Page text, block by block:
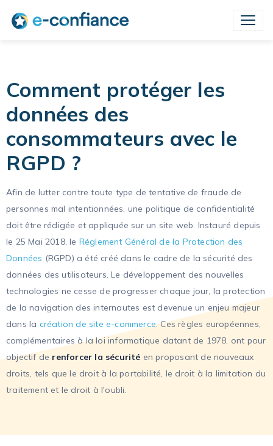
Comment protéger les
données des
consommateurs avec le
RGPD ?
Afin de lutter contre toute type de tentative de fraude de
personnes mal intentionnées, une politique de confidentialité
doit être rédigée et appliquée sur un site web. Instauré depuis
le 25 Mai 2018, le Réglement Général de la Protection des
Données (RGPD) a été créé dans le cadre de la sécurité des
données des utilisateurs. Le développement des nouvelles
technologies ne cesse de progresser chaque jour, la protection
de la navigation des internautes est devenue un enjeu majeur
dans la création de site e-commerce. Ces règles européennes,
complémentaires à la loi informatique datant de 1978, ont pour
objectif de renforcer la sécurité en proposant de nouveaux
droits, tels que le droit à la portabilité, le droit à la limitation du
traitement et le droit à l'oubli.